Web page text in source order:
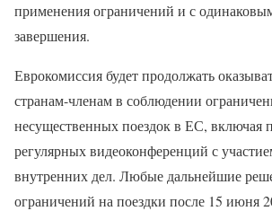
применения ограничений и с
завершения.
Еврокомиссия будет продолжать
странам-членам в соблюдении
несущественных поездок в ЕС, включая
регулярных видеоконференций с
внутренних дел. Любые дальнейшие
ограничений на поездки после 15 июня